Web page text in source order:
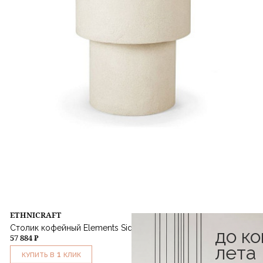
ETHNICRAFT
Столик кофейный Elements Side Table
57 884 ₽
КУПИТЬ В 1 КЛИК
до
лета